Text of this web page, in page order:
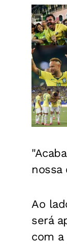
nossa
Ao
será
com a